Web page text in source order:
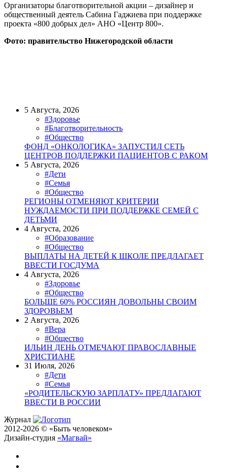
Организаторы благотворительной акции – дизайнер и
общественный деятель Сабина Гаджиева при поддержке
проекта «800 добрых дел» АНО «Центр 800».
Фото: правительство Нижегородской области
5 Августа, 2026
#Здоровье
#Благотворительность
#Общество
ФОНД «ОНКОЛОГИКА» ЗАПУСТИЛ СЕТЬ
ЦЕНТРОВ ПОДДЕРЖКИ ПАЦИЕНТОВ С РАКОМ
5 Августа, 2026
#Дети
#Семья
#Общество
РЕГИОНЫ ОТМЕНЯЮТ КРИТЕРИИ
НУЖДАЕМОСТИ ПРИ ПОДДЕРЖКЕ СЕМЕЙ С
ДЕТЬМИ
4 Августа, 2026
#Образование
#Общество
ВЫПЛАТЫ НА ДЕТЕЙ К ШКОЛЕ ПРЕДЛАГАЕТ
ВВЕСТИ ГОСДУМА
4 Августа, 2026
#Здоровье
#Общество
БОЛЬШЕ 60% РОССИЯН ДОВОЛЬНЫ СВОИМ
ЗДОРОВЬЕМ
2 Августа, 2026
#Вера
#Общество
ИЛЬИН ДЕНЬ ОТМЕЧАЮТ ПРАВОСЛАВНЫЕ
ХРИСТИАНЕ
31 Июля, 2026
#Дети
#Семья
«РОДИТЕЛЬСКУЮ ЗАРПЛАТУ» ПРЕДЛАГАЮТ
ВВЕСТИ В РОССИИ
Журнал
2012-2026 © «Быть человеком»
Дизайн-студия «Магвай»